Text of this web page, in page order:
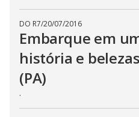
DO R7/20/07/2016
Embarque em
história e
(PA)
.